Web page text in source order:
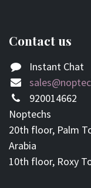
Contact us
Instant Chat
920014662
Noptechs
20th floor, Palm
Arabia
10th floor, Roxy